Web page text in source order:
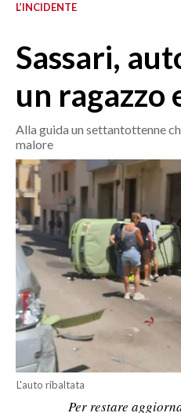
SULCIS IGLESIENTE
ORISTANO E PROVINCIA
SASSARI E PROVINCIA
GALLURA
NUORO E PROVINCIA
OGLIASTRA
AGENDA
CRONACA
ITALIA
MONDO
POLITICA
ECONOMIA
SERVIZI ALLE IMPRESE
L’INCIDENTE
Sassari,
un ragazzo
Alla guida un settantottenne
malore
L'auto ribaltata
Per restare